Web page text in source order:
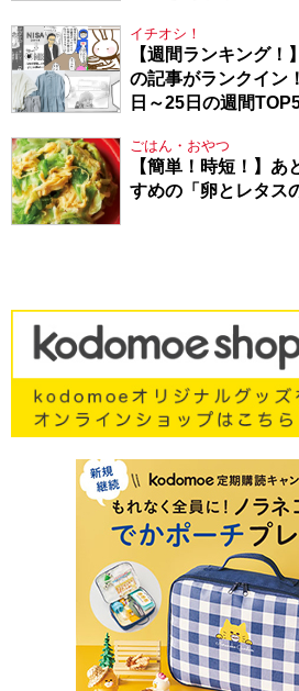
イチオシ！
【週間ランキング
の記事がランクイン
日～25日の週間
ごはん・おやつ
【簡単！時短！】
すめの「卵とレタス